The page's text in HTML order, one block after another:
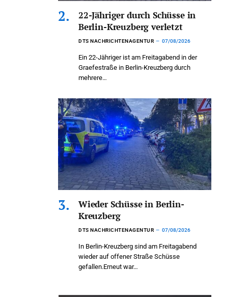
22-Jähriger durch Schüsse in
Berlin-Kreuzberg verletzt
DTS NACHRICHTENAGENTUR 07/08/2026
Ein 22-Jähriger ist am Freitagabend in der
Graefestraße in Berlin-Kreuzberg durch
mehrere…
Wieder Schüsse in Berlin-
Kreuzberg
DTS NACHRICHTENAGENTUR 07/08/2026
In Berlin-Kreuzberg sind am Freitagabend
wieder auf offener Straße Schüsse
gefallen.Erneut war…